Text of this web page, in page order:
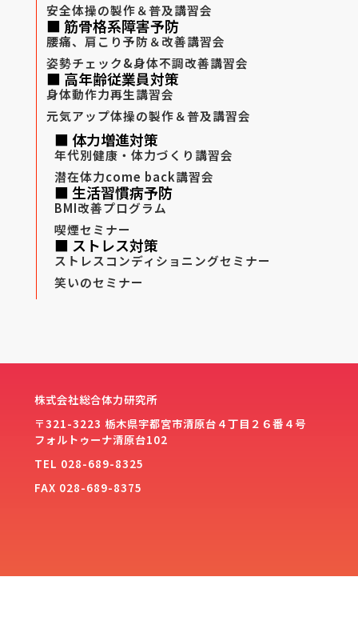
安全体操の製作＆普及講習会
■ 筋骨格系障害予防
腰痛、肩こり予防＆改善講習会
姿勢チェック&身体不調改善講習会
■ 高年齢従業員対策
身体動作力再生講習会
元気アップ体操の製作＆普及講習会
■ 体力増進対策
年代別健康・体力づくり講習会
潜在体力come back講習会
■ 生活習慣病予防
BMI改善プログラム
喫煙セミナー
■ ストレス対策
ストレスコンディショニングセミナー
笑いのセミナー
株式会社総合体力研究所
〒321-3223 栃木県宇都宮市清原台４丁目２６番４号
フォルトゥーナ清原台102
TEL 028-689-8325
FAX 028-689-8375